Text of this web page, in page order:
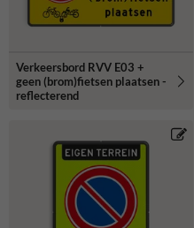
Verkeersbord RVV E03 +
geen (brom)fietsen plaatsen -
reflecterend